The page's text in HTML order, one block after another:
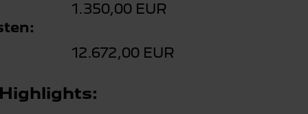
1.350,00 EUR
12.672,00 EUR